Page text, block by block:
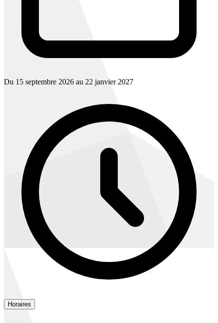
Du 15 septembre 2026 au 22 janvier 2027
Horaires